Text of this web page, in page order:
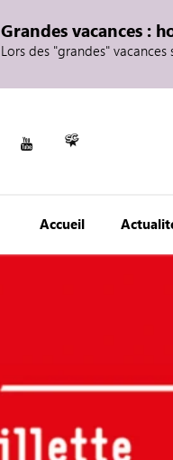
Grandes vacances :
Lors des "grandes"
Accueil